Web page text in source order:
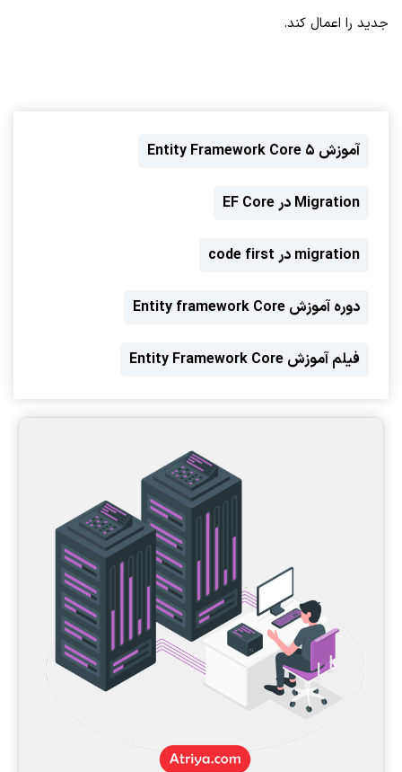
جدید را اعمال کند.
آموزش Entity Framework Core 5
Migration در EF Core
migration در code first
دوره آموزش Entity framework Core
فیلم آموزش Entity Framework Core